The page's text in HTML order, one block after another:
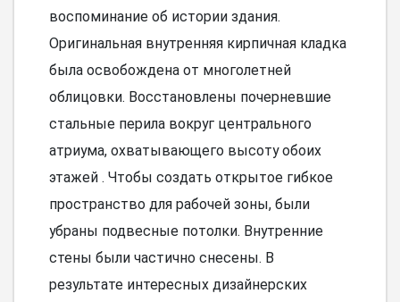
воспоминание об истории здания.
Оригинальная внутренняя кирпичная кладка
была освобождена от многолетней
облицовки. Восстановлены почерневшие
стальные перила вокруг центрального
атриума, охватывающего высоту обоих
этажей . Чтобы создать открытое гибкое
пространство для рабочей зоны, были
убраны подвесные потолки. Внутренние
стены были частично снесены. В
результате интересных дизайнерских